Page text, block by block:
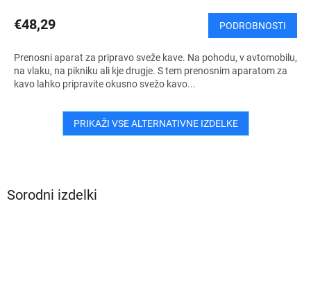
Sorodni izdelki
€48,29 PODROBNOSTI
Prenosni aparat za pripravo sveže kave. Na pohodu, v avtomobilu,
na vlaku, na pikniku ali kje drugje. S tem prenosnim aparatom za
kavo lahko pripravite okusno svežo kavo...
PRIKAŽI VSE ALTERNATIVNE IZDELKE